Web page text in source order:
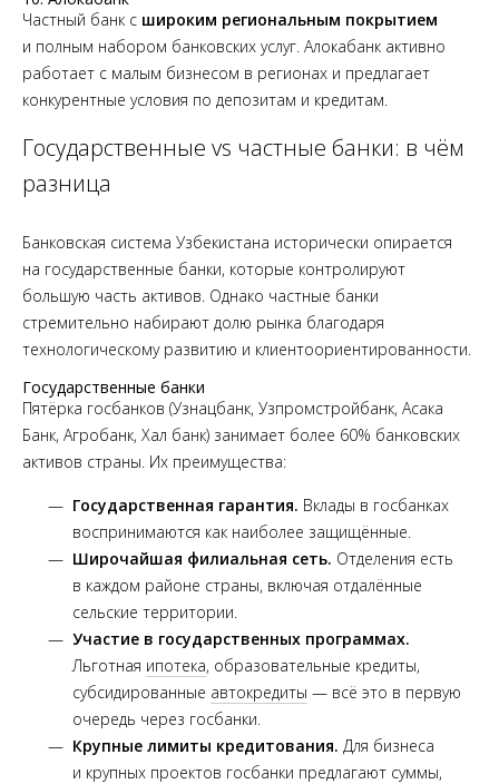
Частный банк с широким региональным покрытием
и полным набором банковских услуг. Алокабанк активно
работает с малым бизнесом в регионах и предлагает
конкурентные условия по депозитам и кредитам.
Государственные vs частные банки: в чём
разница
Банковская система Узбекистана исторически опирается
на государственные банки, которые контролируют
большую часть активов. Однако частные банки
стремительно набирают долю рынка благодаря
технологическому развитию и клиентоориентированности.
Государственные банки
Пятёрка госбанков (Узнацбанк, Узпромстройбанк, Асака
Банк, Агробанк, Халқ банк) занимает более 60% банковских
активов страны. Их преимущества:
Государственная гарантия. Вклады в госбанках
воспринимаются как наиболее защищённые.
Широчайшая филиальная сеть. Отделения есть
в каждом районе страны, включая отдалённые
сельские территории.
Участие в государственных программах.
Льготная ипотека, образовательные кредиты,
субсидированные автокредиты — всё это в первую
очередь через госбанки.
Крупные лимиты кредитования. Для бизнеса
и крупных проектов госбанки предлагают суммы,